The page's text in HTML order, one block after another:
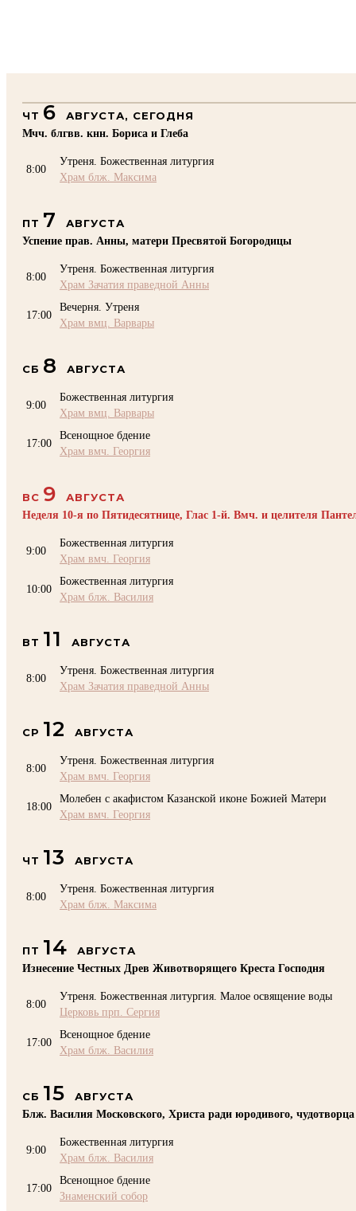
ЧТ 6
АВГУСТА, СЕГОДНЯ
Мчч. блгвв. кнн. Бориса и Глеба
8:00
Утреня. Божественная литургия
Храм блж. Максима
ПТ 7
АВГУСТА
Успение прав. Анны, матери Пресвятой Богородицы
8:00
Утреня. Божественная литургия
Храм Зачатия праведной Анны
17:00
Вечерня. Утреня
Храм вмц. Варвары
СБ 8 АВГУСТА
9:00
Божественная литургия
Храм вмц. Варвары
17:00
Всенощное бдение
Храм вмч. Георгия
ВС 9
АВГУСТА
Неделя 10-я по Пятидесятнице, Глас 1-й. Вмч. и целителя
9:00
Божественная литургия
Храм вмч. Георгия
10:00
Божественная литургия
Храм блж. Василия
ВТ 11 АВГУСТА
8:00
Утреня. Божественная литургия
Храм Зачатия праведной Анны
СР 12 АВГУСТА
8:00
Утреня. Божественная литургия
Храм вмч. Георгия
18:00
Молебен с акафистом Казанской иконе Божией Матери
Храм вмч. Георгия
ЧТ 13 АВГУСТА
8:00
Утреня. Божественная литургия
Храм блж. Максима
ПТ 14
АВГУСТА
Изнесение Честных Древ Животворящего Креста Господня
8:00
Утреня. Божественная литургия. Малое освящение воды
Церковь прп. Сергия
17:00
Всенощное бдение
Храм блж. Василия
СБ 15
АВГУСТА
Блж. Василия Московского, Христа ради юродивого, чудотворца
9:00
Божественная литургия
Храм блж. Василия
17:00
Всенощное бдение
Знаменский собор